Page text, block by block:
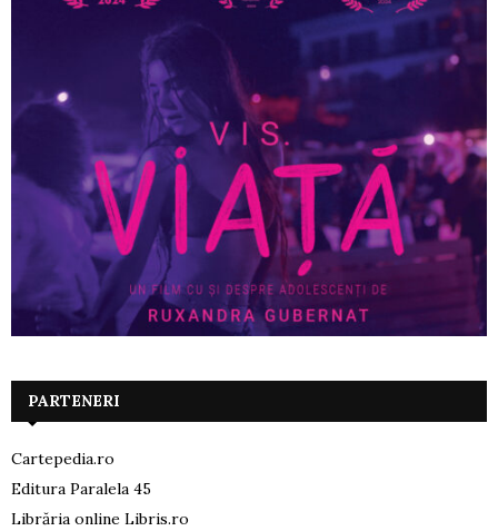
PARTENERI
Cartepedia.ro
Editura Paralela 45
Librăria online Libris.ro